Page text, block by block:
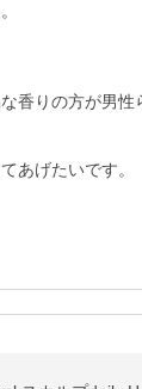
香りの方が男性
あげたいです。